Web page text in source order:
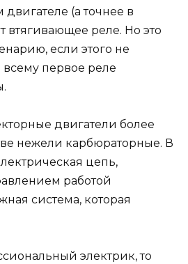
(а точнее в
втягивающее реле. Но это
если этого не
первое реле
двигатели более
нежели карбюраторные. В
цепь,
работой
система, которая
электрик, то